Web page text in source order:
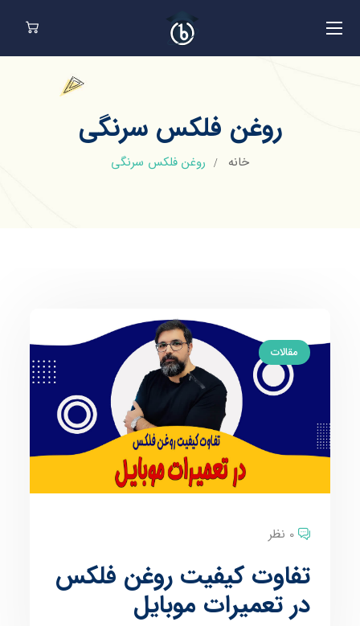
روغن فلکس سرنگی
خانه روغن فلکس سرنگی
مقالات
0 نظر
تفاوت کیفیت روغن فلکس
در تعمیرات موبایل